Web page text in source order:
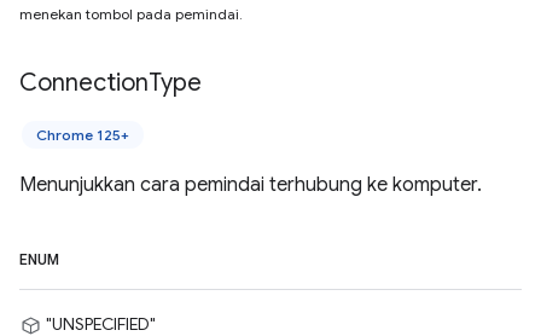
menekan tombol pada pemindai.
ConnectionType
Chrome 125+
Menunjukkan cara pemindai terhubung ke komputer.
ENUM
"UNSPECIFIED"